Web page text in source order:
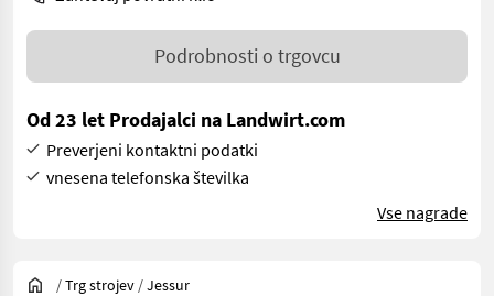
Podrobnosti o trgovcu
Od 23 let Prodajalci na Landwirt.com
Preverjeni kontaktni podatki
vnesena telefonska številka
Vse nagrade
/Trg strojev /Jessur